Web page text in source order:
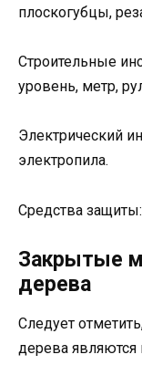
плоскогубцы,
Строительные
уровень, метр,
Электрический
электропила.
Средства
Закрытые
дерева
Следует
дерева